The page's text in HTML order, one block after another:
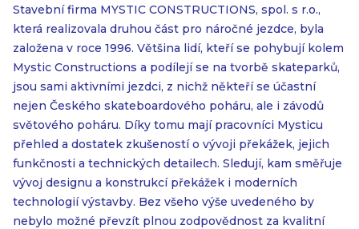
Stavební firma MYSTIC CONSTRUCTIONS, spol. s r.o.,
která realizovala druhou část pro náročné jezdce, byla
založena v roce 1996. Většina lidí, kteří se pohybují kolem
Mystic Constructions a podílejí se na tvorbě skateparků,
jsou sami aktivními jezdci, z nichž někteří se účastní
nejen Českého skateboardového poháru, ale i závodů
světového poháru. Díky tomu mají pracovníci Mysticu
přehled a dostatek zkušeností o vývoji překážek, jejich
funkčnosti a technických detailech. Sledují, kam směřuje
vývoj designu a konstrukcí překážek i moderních
technologií výstavby. Bez všeho výše uvedeného by
nebylo možné převzít plnou zodpovědnost za kvalitní